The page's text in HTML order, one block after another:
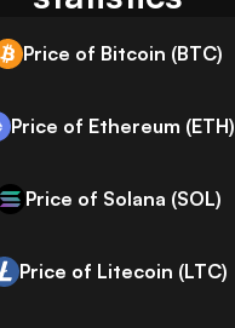
Price of Bitcoin (BTC)
Price of Ethereum (ETH)
Price of Solana (SOL)
Price of Litecoin (LTC)